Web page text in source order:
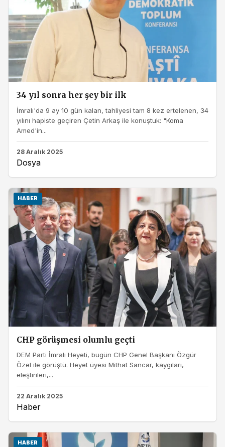
34 yıl sonra her şey bir ilk
İmralı'da 9 ay 10 gün kalan, tahliyesi tam 8 kez ertelenen, 34
yılını hapiste geçiren Çetin Arkaş ile konuştuk: "Koma
Amed'in...
28 Aralık 2025
Dosya
HABER
CHP görüşmesi olumlu geçti
DEM Parti İmralı Heyeti, bugün CHP Genel Başkanı Özgür
Özel ile görüştü. Heyet üyesi Mithat Sancar, kaygıları,
eleştirileri,...
22 Aralık 2025
Haber
HABER